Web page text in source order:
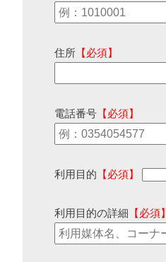
住所 【必須】
電話番号 【必須】
利用目的 【必須】
利用目的の詳細 【必須】